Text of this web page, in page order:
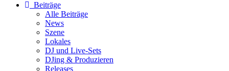
Beiträge
Alle Beiträge
News
Szene
Lokales
DJ und Live-Sets
DJing & Produzieren
Releases